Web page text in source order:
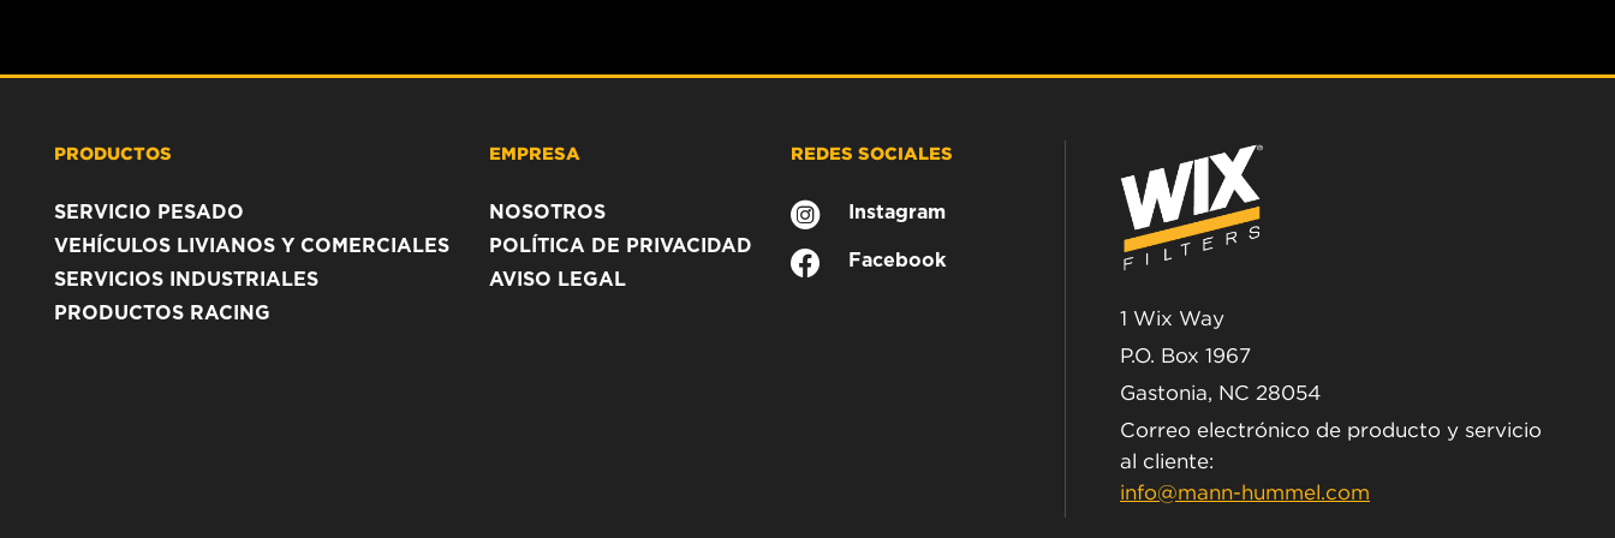
PRODUCTOS
SERVICIO PESADO
VEHÍCULOS LIVIANOS Y COMERCIALES
SERVICIOS INDUSTRIALES
PRODUCTOS RACING
EMPRESA
NOSOTROS
POLÍTICA DE PRIVACIDAD
AVISO LEGAL
REDES SOCIALES
Instagram
Facebook
1 Wix Way
P.O. Box 1967
Gastonia, NC 28054
Correo electrónico de producto y servicio
al cliente:
info@mann-hummel.com